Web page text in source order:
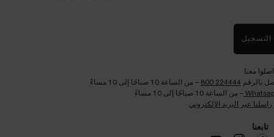
التسجيل
معنا
بالرقم 224444 800
– من الساعة 10 صباحًا إلى 10 مساءً
– من الساعة 10 صباحًا إلى 10 مساءً
راسلنا عبر البريد الإلكتروني
تابعنا​